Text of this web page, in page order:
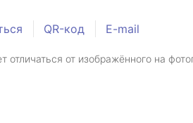
QR-код E-mail
от изображённого на